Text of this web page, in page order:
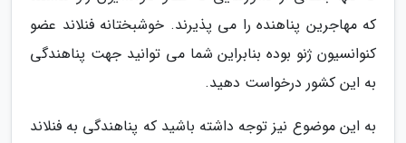
که مهاجرین پناهنده را می پذیرند. خوشبختانه فنلاند عضو
کنوانسیون ژنو بوده بنابراین شما می توانید جهت پناهندگی
به این کشور درخواست دهید.
به این موضوع نیز توجه داشته باشید که پناهندگی به فنلاند